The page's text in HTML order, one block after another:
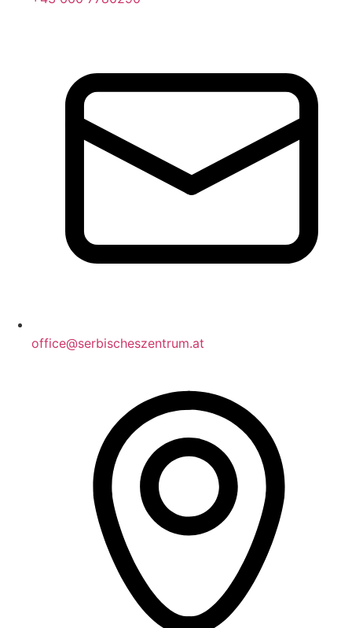
office@serbischeszentrum.at